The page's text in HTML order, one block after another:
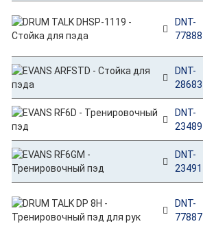
DNT-
77888
DNT-
28683
DNT-
23489
DNT-
23491
DNT-
77887